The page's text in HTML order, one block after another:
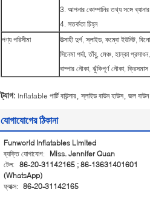
3. আপনার কোম্পানির তথ্য সঙ্গে
4. সতর্কতা চিহ্ন
পণ্য পরিসীমা
উত্সাহী দুর্গ, স্লাইড, কম্বো ইউনিট,
সিনেমা পর্দা, তাঁবু, মেঞ্চ, হাল্কা
বাম্পার নৌকা, ঝুঁকিপূর্ণ নৌকা,
ট্যাগ: inflatable পার্টি বাউন্সার স্লাইড বাউন হাউস জল বাউন
যোগাযোগের ঠিকানা
Funworld Inflatables Limited
ব্যক্তি যোগাযোগ:
Miss. Jennifer Quan
টেল: 86-20-31142165 ; 86-13631401601
(WhatsApp)
ফ্যাক্স: 86-20-31142165